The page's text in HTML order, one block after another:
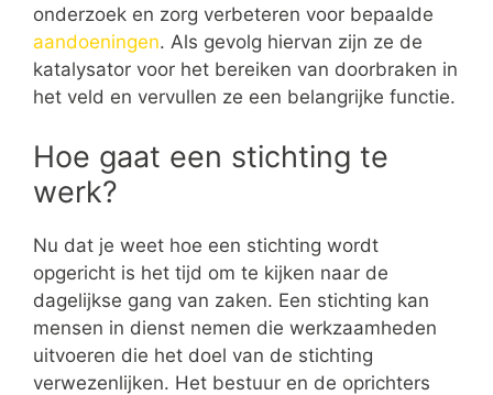
onderzoek en zorg verbeteren voor bepaalde
aandoeningen. Als gevolg hiervan zijn ze de
katalysator voor het bereiken van doorbraken in
het veld en vervullen ze een belangrijke functie.
Hoe gaat een stichting te
werk?
Nu dat je weet hoe een stichting wordt
opgericht is het tijd om te kijken naar de
dagelijkse gang van zaken. Een stichting kan
mensen in dienst nemen die werkzaamheden
uitvoeren die het doel van de stichting
verwezenlijken. Het bestuur en de oprichters